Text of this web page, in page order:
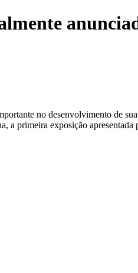
no desenvolvimento de
a primeira exposição apresentada